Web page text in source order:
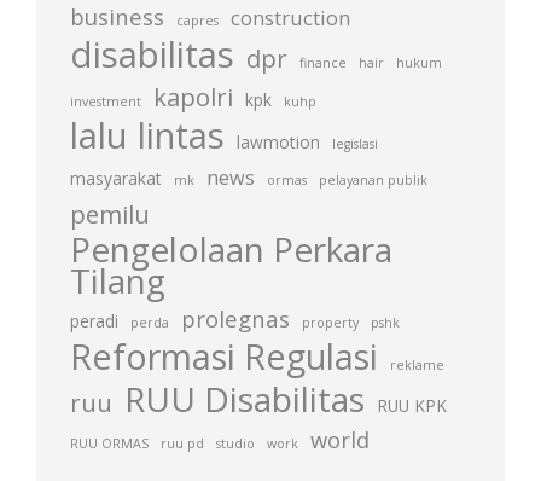
business capres construction
disabilitas dpr finance hair hukum
investment kapolri kpk kuhp
lalu lintas lawmotion legislasi
masyarakat mk news ormas pelayanan publik
pemilu
Pengelolaan Perkara
Tilang
peradi perda prolegnas property pshk
Reformasi Regulasi reklame
ruu RUU Disabilitas RUU KPK
RUU ORMAS ruu pd studio work world